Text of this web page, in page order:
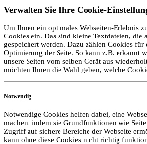
Verwalten Sie Ihre Cookie-
Um Ihnen ein optimales Webseiten-Erlebnis
Cookies ein. Das sind kleine Textdateien, die
gespeichert werden. Dazu zählen Cookies für
Optimierung der Seite. So kann z.B. erkannt
unsere Seiten vom selben Gerät aus
möchten Ihnen die Wahl geben, welche
Notwendig
Notwendige Cookies helfen dabei, eine
machen, indem sie Grundfunktionen wie
Zugriff auf sichere Bereiche der Webseite
kann ohne diese Cookies nicht richtig